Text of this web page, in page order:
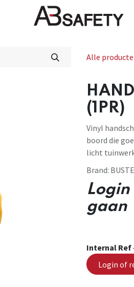
Winkel CE
Alle
(1PR)
Vinyl
boord die
licht
Brand:
gaan
Internal Ref
Login of